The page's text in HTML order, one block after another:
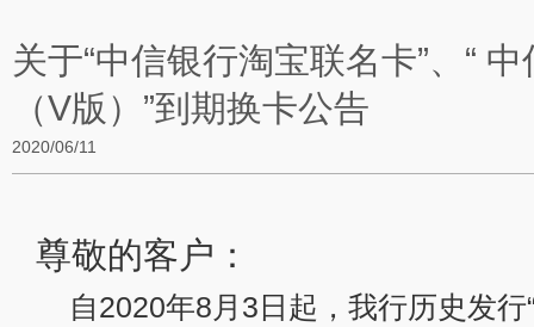
关于“中信银行淘宝联名卡”、“
（V版）”到期换卡公告
2020/06/11
尊敬的客户：
自2020年8月3日起，我行历史发行